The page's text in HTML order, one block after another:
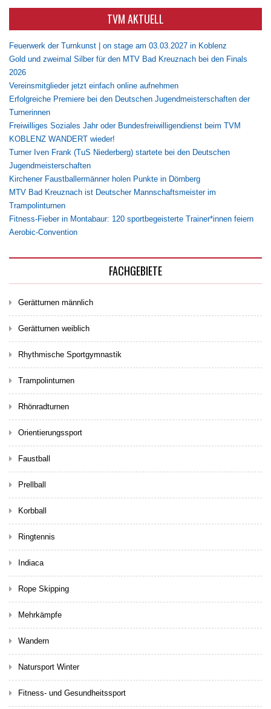
TVM AKTUELL
Feuerwerk der Turnkunst | on stage am 03.03.2027 in Koblenz
Gold und zweimal Silber für den MTV Bad Kreuznach bei den Finals
2026
Vereinsmitglieder jetzt einfach online aufnehmen
Erfolgreiche Premiere bei den Deutschen Jugendmeisterschaften der
Turnerinnen
Freiwilliges Soziales Jahr oder Bundesfreiwilligendienst beim TVM
KOBLENZ WANDERT wieder!
Turner Iven Frank (TuS Niederberg) startete bei den Deutschen
Jugendmeisterschaften
Kirchener Faustballermänner holen Punkte in Dörnberg
MTV Bad Kreuznach ist Deutscher Mannschaftsmeister im
Trampolinturnen
Fitness-Fieber in Montabaur: 120 sportbegeisterte Trainer*innen feiern
Aerobic-Convention
FACHGEBIETE
Gerätturnen männlich
Gerätturnen weiblich
Rhythmische Sportgymnastik
Trampolinturnen
Rhönradturnen
Orientierungssport
Faustball
Prellball
Korbball
Ringtennis
Indiaca
Rope Skipping
Mehrkämpfe
Wandern
Natursport Winter
Fitness- und Gesundheitssport